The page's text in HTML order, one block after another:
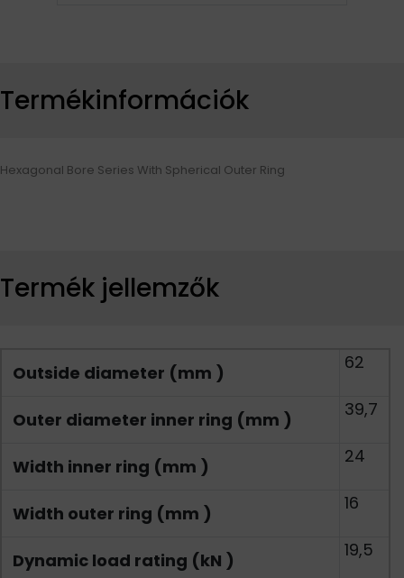
Termékinformációk
Hexagonal Bore Series With Spherical Outer Ring
Termék jellemzők
Outside diameter (mm ) 62
Outer diameter inner ring (mm ) 39,7
Width inner ring (mm ) 24
Width outer ring (mm ) 16
Dynamic load rating (kN ) 19,5